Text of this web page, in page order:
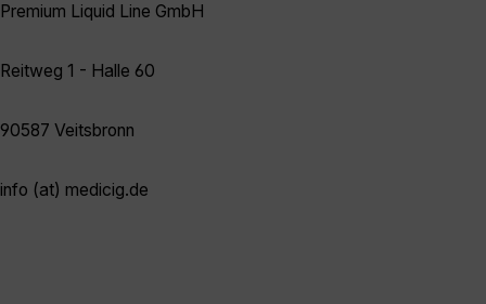
Premium Liquid Line GmbH
Reitweg 1 - Halle 60
90587 Veitsbronn
info (at) medicig.de